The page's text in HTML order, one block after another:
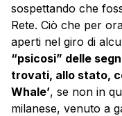
sospettando che
Rete. Ciò che per
aperti nel giro di
“psicosi” delle
trovati, allo stato,
Whale’, se non in
milanese, venuto a